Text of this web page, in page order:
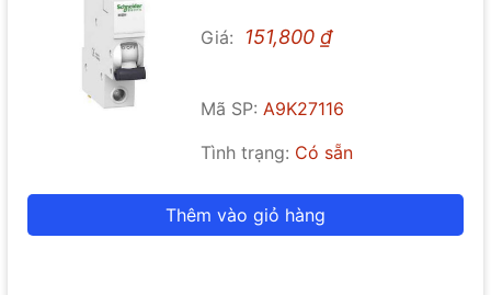
Giá: 151,800₫
Mã SP: A9K27116
Tình trạng: Có sẵn
Thêm vào giỏ hàng